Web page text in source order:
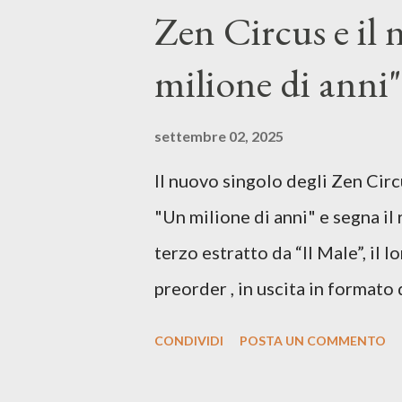
voce della cantautrice Silvia
nostro inizia questo concept
opprime, giusta condizione di
giorno è, di questa estate
cover, ma...
Zen Circus e il
milione di
settembre 02, 2025
Il nuovo singolo degli Zen
"Un milione di anni" e segna
terzo estratto da “Il Male”, il
preorder , in uscita in
CONDIVIDI POSTA UN COMMENTO